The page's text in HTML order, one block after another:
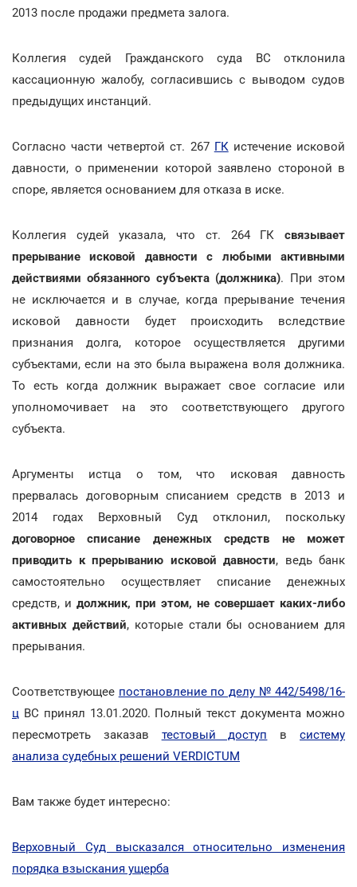
2013 после продажи предмета залога.
Коллегия судей Гражданского суда ВС отклонила
кассационную жалобу, согласившись с выводом судов
предыдущих инстанций.
Согласно части четвертой ст. 267 ГКистечение исковой
давности, о применении которой заявлено стороной в
споре, является основанием для отказа в иске.
Коллегия судей указала, что ст. 264 ГК связывает
прерывание исковой давности с любыми активными
действиями обязанного субъекта (должника). При этом
не исключается и в случае, когда прерывание течения
исковой давности будет происходить вследствие
признания долга, которое осуществляется другими
субъектами, если на это была выражена воля должника.
То есть когда должник выражает свое согласие или
уполномочивает на это соответствующего другого
субъекта.
Аргументы истца о том, что исковая давность
прервалась договорным списанием средств в 2013 и
2014 годах Верховный Суд отклонил, поскольку
договорное списание денежных средств не может
приводить к прерыванию исковой давности, ведь банк
самостоятельно осуществляет списание денежных
средств, и должник, при этом, не совершает каких-либо
активных действий, которые стали бы основанием для
прерывания.
Соответствующее постановление по делу № 442/5498/16-
ц ВС принял 13.01.2020. Полный текст документа можно
пересмотреть заказав тестовый доступ всистему
анализа судебных решений VERDICTUM
Вам также будет интересно:
Верховный Суд высказался относительно изменения
порядка взыскания ущерба